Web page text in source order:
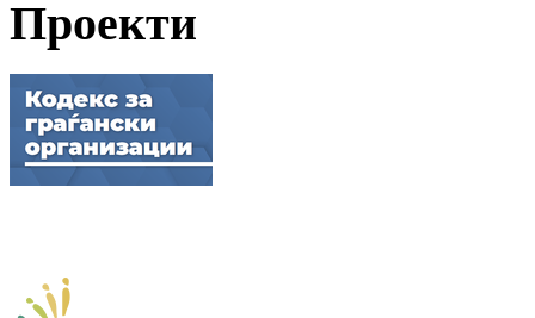
Проекти